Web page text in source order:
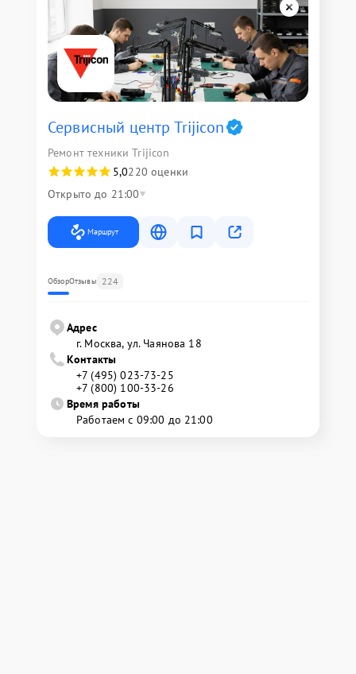
Сервисный центр Trijicon
Ремонт техники Trijicon
5,0220 оценки
Открыто до 21:00
Маршрут
ОбзорОтзывы 224
Адрес
г. Москва, ул. Чаянова 18
Контакты
+7 (495) 023-73-25
+7 (800) 100-33-26
Время работы
Работаем с 09:00 до 21:00